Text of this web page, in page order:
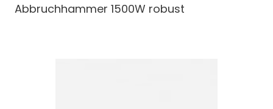
Abbruchhammer 1500W robust